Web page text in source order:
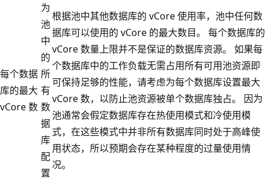
每个数据
库的最大
vCore 数
为
池
中
的
所
有
数
据
库
配
置
根据池中其他数据库的 vCore 使用率，池中任何数
据库可以使用的 vCore 的最大数目。 每个数据库的
vCore 数量上限并不是保证的数据库资源。 如果每
个数据库中的工作负载无需占用所有可用池资源即
可保持足够的性能，请考虑为每个数据库设置最大
vCore 数，以防止池资源被单个数据库独占。 因为
池通常会假定数据库存在热使用模式和冷使用模
式，在这些模式中并非所有数据库同时处于高峰使
用状态，所以预期会存在某种程度的过量使用情
况。